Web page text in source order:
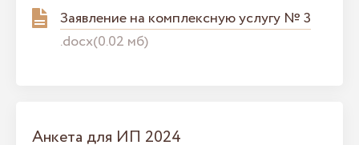
Заявление на комплексную услугу № 3
.docx(0.02 мб)
Анкета для ИП 2024